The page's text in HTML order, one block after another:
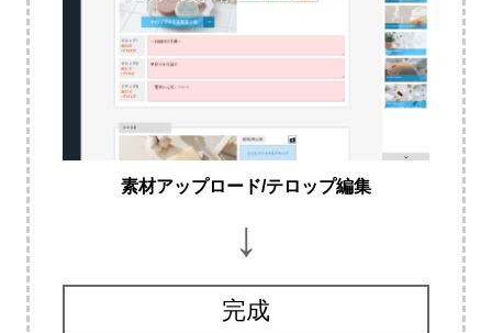
素材アップロード/テロップ編集
↓
完成